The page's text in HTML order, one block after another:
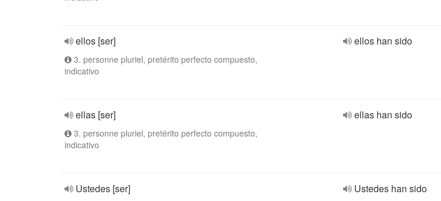
ellos [ser]
3. personne pluriel, pretérito perfecto compuesto,
indicativo
ellos han sido
ellas [ser]
3. personne pluriel, pretérito perfecto compuesto,
indicativo
ellas han sido
Ustedes [ser] Ustedes han sido